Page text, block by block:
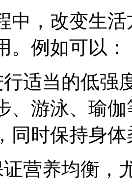
中，改变生
。例如可以：
适当的低强
、游泳、瑜
同时保持身
营养均衡，